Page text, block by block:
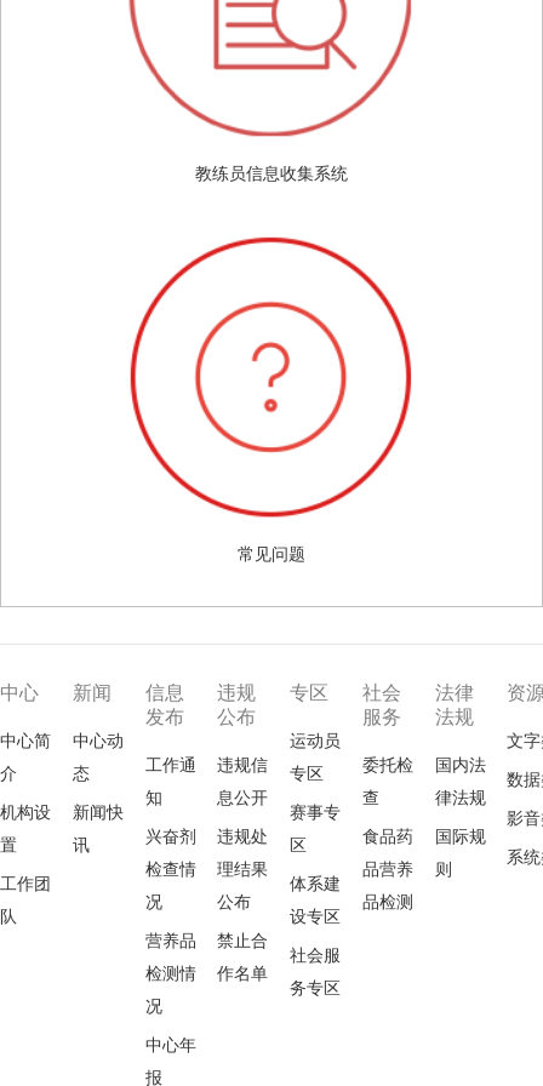
教练员信息收集系统
常见问题
中心
中心简
介
机构设
置
工作团
队
新闻
中心动
态
新闻快
讯
信息
发布
工作通
知
兴奋剂
检查情
况
营养品
检测情
况
中心年
报
违规
公布
违规信
息公开
违规处
理结果
公布
禁止合
作名单
专区
运动员
专区
赛事专
区
体系建
设专区
社会服
务专区
社会
服务
委托检
查
食品药
品营养
品检测
法律
法规
国内法
律法规
国际规
则
资
文
数
影
系